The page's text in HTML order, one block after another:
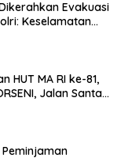
Evakuasi
Keselamatan
HUT MA RI ke-81,
Jalan Santai